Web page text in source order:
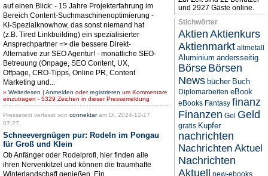
auf einen Blick: - 15 Jahre Projekterfahrung im
Bereich Content-Suchmaschinenoptimierung -
KI-Spezialknowhow, das sonst niemand hat
(z.B. Tired Linkbuilding) ein spezialisierter
Ansprechpartner => die bessere Direkt-
Alternative zur SEO Agentur! - monatliche SEO-
Betreuung (Onpage, SEO Content, UX,
Offpage, CRO-Tipps, Online PR, Content
Marketing und...
» Weiterlesen | Anmelden oderregistrieren um Kommentare
einzutragen - 5329 Zeichen in dieser Pressemeldung
Pressetext verfasst von connektaram Di, 2024-12-17
07:27.
Schneevergnügen pur: Rodeln im Pongau
für Groß und Klein
Ob Anfänger oder Rodelprofi, hier finden alle
ihren Nervenkitzel und können die traumhafte
Winterlandschaft genießen. Ein
und 2927 Gäste online.
Stichwörter
Aktien Aktienkurs
Aktienmarkt altmetall
Aluminium andersseitig
Börse Börsen
News bücher Buch
Diplomarbeiten eBook
eBooks Fantasy finanz
Finanzen Gel Geld
gratis Kupfer
nachrichten
Nachrichten Aktuel
Nachrichten
Aktuell
new-ebooks